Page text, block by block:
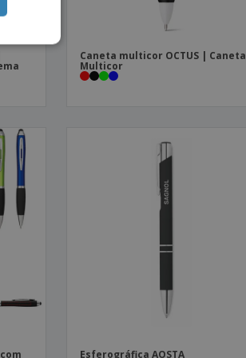
Caneta multicor OCTUS | Caneta
Multicor
Esferográfica AOSTA